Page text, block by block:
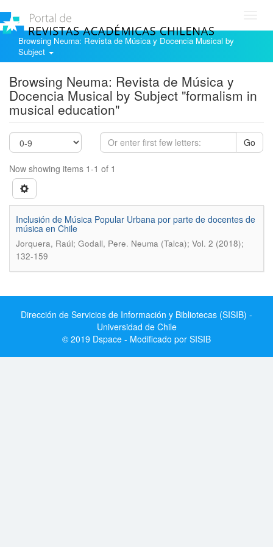
Browsing Neuma: Revista de Música y Docencia Musical by
Subject
Browsing Neuma: Revista de Música y
Docencia Musical by Subject "formalism in
musical education"
Go
Now showing items 1-1 of 1
Inclusión de Música Popular Urbana por parte de docentes de
música en Chile
Jorquera, Raúl; Godall, Pere. Neuma (Talca); Vol. 2 (2018);
132-159
Dirección de Servicios de Información y Bibliotecas (SISIB) -
Universidad de Chile
© 2019 Dspace - Modificado por SISIB